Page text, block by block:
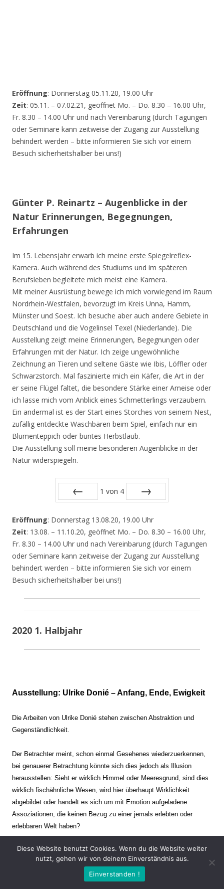
Eröffnung: Donnerstag 05.11.20, 19.00 Uhr
Zeit: 05.11. – 07.02.21, geöffnet Mo. – Do. 8.30 – 16.00 Uhr,
Fr. 8.30 – 14.00 Uhr und nach Vereinbarung (durch Tagungen
oder Seminare kann zeitweise der Zugang zur Ausstellung
behindert werden – bitte informieren Sie sich vor einem
Besuch sicherheitshalber bei uns!)
Günter P. Reinartz – Augenblicke in der
Natur Erinnerungen, Begegnungen,
Erfahrungen
Im 15. Lebensjahr erwarb ich meine erste Spiegelreflex-
Kamera. Auch während des Studiums und im späteren
Berufsleben begleitete mich meist eine Kamera.
Mit meiner Ausrüstung bewege ich mich vorwiegend im Raum
Nordrhein-Westfalen, bevorzugt im Kreis Unna, Hamm,
Münster und Soest. Ich besuche aber auch andere Gebiete in
Deutschland und die Vogelinsel Texel (Niederlande). Die
Ausstellung zeigt meine Erinnerungen, Begegnungen oder
Erfahrungen mit der Natur. Ich zeige ungewöhnliche
Zeichnung an Tieren und seltene Gäste wie Ibis, Löffler oder
Schwarzstorch. Mal faszinierte mich ein Käfer, die Art in der
er seine Flügel faltet, die besondere Stärke einer Ameise oder
ich lasse mich vom Anblick eines Schmetterlings verzaubern.
Ein andermal ist es der Start eines Storches von seinem Nest,
zufällig entdeckte Waschbären beim Spiel, einfach nur ein
Blumenteppich oder buntes Herbstlaub.
Die Ausstellung soll meine besonderen Augenblicke in der
Natur widerspiegeln.
1 von 4
Eröffnung: Donnerstag 13.08.20, 19.00 Uhr
Zeit: 13.08. – 11.10.20, geöffnet Mo. – Do. 8.30 – 16.00 Uhr,
Fr. 8.30 – 14.00 Uhr und nach Vereinbarung (durch Tagungen
oder Seminare kann zeitweise der Zugang zur Ausstellung
behindert werden – bitte informieren Sie sich vor einem
Besuch sicherheitshalber bei uns!)
2020 1. Halbjahr
Ausstellung: Ulrike Donié – Anfang, Ende, Ewigkeit
Die Arbeiten von Ulrike Donié stehen zwischen Abstraktion und
Gegenständlichkeit.
Der Betrachter meint, schon einmal Gesehenes wiederzuerkennen,
bei genauerer Betrachtung könnte sich dies jedoch als Illusion
herausstellen: Sieht er wirklich Himmel oder Meeresgrund, sind dies
wirklich fischähnliche Wesen, wird hier überhaupt Wirklichkeit
abgebildet oder handelt es sich um mit Emotion aufgeladene
Assoziationen, die keinen Bezug zu einer jemals erlebten oder
erlebbaren Welt haben?
Verharren und Dynamik stehen sich dabei gegenüber. Zeit steht still
oder verrinnt im Nu. Es soll dabei eine Spannung, auch farblich, bis
zur Schmerzgrenze erzeugt werden. Die Arbeiten stellen ambivalente
Diese Website benutzt Cookies. Wenn du die Website weiter
nutzt, gehen wir von deinem Einverständnis aus.
Einverstanden !